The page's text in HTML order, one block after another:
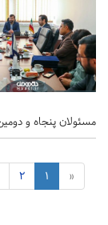
مسئولان پنجاه و
«
1
2